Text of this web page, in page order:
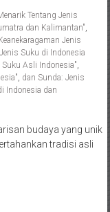
Tentang Jenis
dan Kalimantan",
Jenis
Suku di Indonesia
Suku Asli Indonesia",
, dan Sunda: Jenis
Indonesia dan
budaya yang unik
tradisi asli